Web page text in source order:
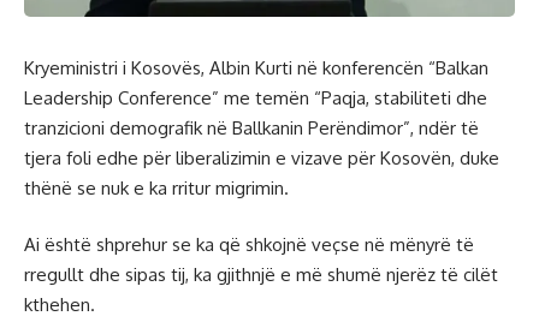
Kryeministri i Kosovës, Albin Kurti në konferencën “Balkan
Leadership Conference” me temën “Paqja, stabiliteti dhe
tranzicioni demografik në Ballkanin Perëndimor”, ndër të
tjera foli edhe për liberalizimin e vizave për Kosovën, duke
thënë se nuk e ka rritur migrimin.
Ai është shprehur se ka që shkojnë veçse në mënyrë të
rregullt dhe sipas tij, ka gjithnjë e më shumë njerëz të cilët
kthehen.